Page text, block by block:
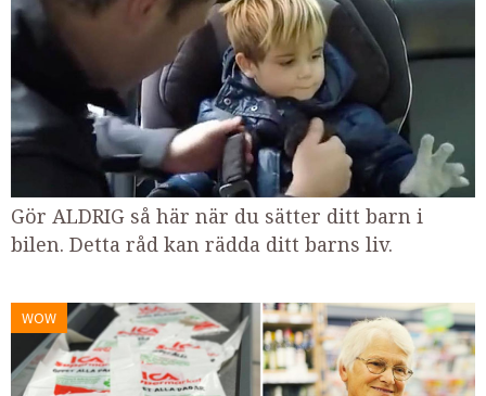
Gör ALDRIG så här när du sätter ditt barn i
bilen. Detta råd kan rädda ditt barns liv.
WOW